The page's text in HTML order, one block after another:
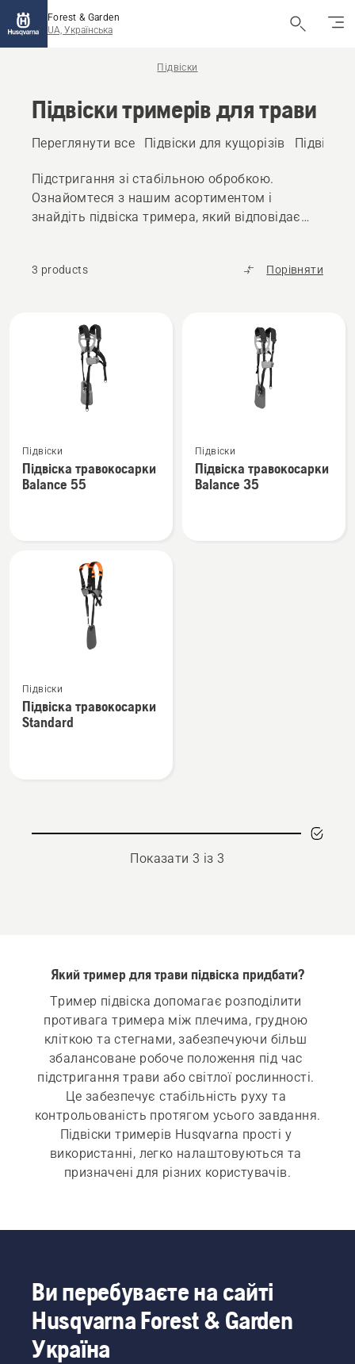
Forest & Garden
UA, Українська
Підвіски
Підвіски тримерів для трави
Переглянути все Підвіски для кущорізів
Підстригання зі стабільною обробкою.
Ознайомтеся з нашим асортиментом і
знайдіть підвіска тримера, який відповідає
3 products Порівняти
більше
деталей
про
Підвіски
Підвіска травокосарки
Balance 55
більше
деталей
про
Підвіски
Підвіска травокосарки
Balance 35
більше
деталей
про
Підвіски
Підвіска травокосарки
Standard
Показати 3 із 3
Який тример для трави підвіска придбати?
Тример підвіска допомагає розподілити
противага тримера між плечима, грудною
кліткою та стегнами, забезпечуючи більш
збалансоване робоче положення під час
підстригання трави або світлої рослинності.
Це забезпечує стабільність руху та
контрольованість протягом усього завдання.
Підвіски тримерів Husqvarna прості у
використанні, легко налаштовуються та
призначені для різних користувачів.
Ви перебуваєте на сайті
Husqvarna Forest & Garden
Україна